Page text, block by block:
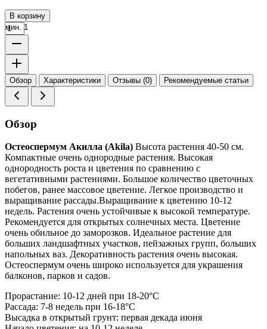
В корзину
мин. 1
Обзор Характеристики Отзывы (0) Рекомендуемые статьи
Обзор
Остеоспермум Акилла (Akila) Высота растения 40-50 см.
Компактные очень однородные растения. Высокая
однородность роста и цветения по сравнению с
вегетативными растениями. Большое количество цветочных
побегов, ранее массовое цветение. Легкое производство и
выращивание рассады.Выращивание к цветению 10-12
недель. Растения очень устойчивые к высокой температуре.
Рекомендуется для открытых солнечных места. Цветение
очень обильное до заморозков. Идеальное растение для
больших ландшафтных участков, пейзажных групп, больших
напольных ваз. Декоративность растения очень высокая.
Остеоспермум очень широко используется для украшения
балконов, парков и садов.
Прорастание: 10-12 дней при 18-20°С
Рассада: 7-8 недель при 16-18°С
Высадка в открытый грунт: первая декада июня